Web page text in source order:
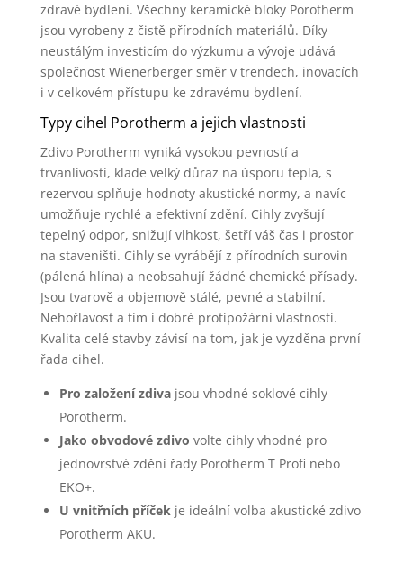
zdravé bydlení. Všechny keramické bloky Porotherm
jsou vyrobeny z čistě přírodních materiálů. Díky
neustálým investicím do výzkumu a vývoje udává
společnost Wienerberger směr v trendech, inovacích
i v celkovém přístupu ke zdravému bydlení.
Typy cihel Porotherm a jejich vlastnosti
Zdivo Porotherm vyniká vysokou pevností a
trvanlivostí, klade velký důraz na úsporu tepla, s
rezervou splňuje hodnoty akustické normy, a navíc
umožňuje rychlé a efektivní zdění. Cihly zvyšují
tepelný odpor, snižují vlhkost, šetří váš čas i prostor
na staveništi. Cihly se vyrábějí z přírodních surovin
(pálená hlína) a neobsahují žádné chemické přísady.
Jsou tvarově a objemově stálé, pevné a stabilní.
Nehořlavost a tím i dobré protipožární vlastnosti.
Kvalita celé stavby závisí na tom, jak je vyzděna první
řada cihel.
Pro založení zdivajsou vhodné soklové cihly
Porotherm.
Jako obvodové zdivo volte cihly vhodné pro
jednovrstvé zdění řady Porotherm T Profi nebo
EKO+.
U vnitřních příčekje ideální volba akustické zdivo
Porotherm AKU.